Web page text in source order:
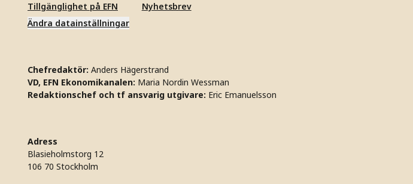
Tillgänglighet på EFN
Ändra datainställningar
Nyhetsbrev
Chefredaktör: Anders Hägerstrand
VD, EFN Ekonomikanalen: Maria Nordin Wessman
Redaktionschef och tf ansvarig utgivare: Eric Emanuelsson
Adress
Blasieholmstorg 12
106 70 Stockholm